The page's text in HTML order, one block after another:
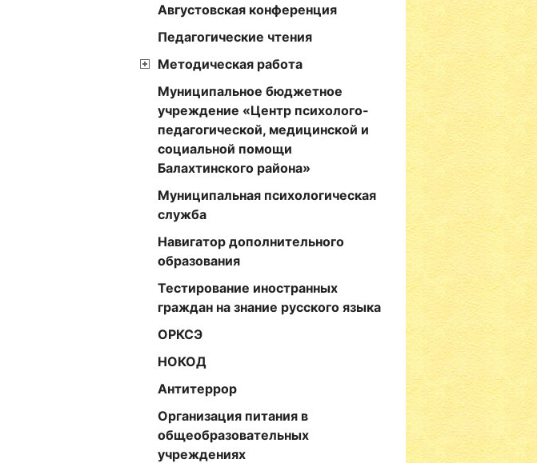
Августовская конференция
Педагогические чтения
Методическая работа
Муниципальное бюджетное
учреждение «Центр психолого-
педагогической, медицинской и
социальной помощи
Балахтинского района»
Муниципальная психологическая
служба
Навигатор дополнительного
образования
Тестирование иностранных
граждан на знание русского языка
ОРКСЭ
НОКОД
Антитеррор
Организация питания в
общеобразовательных
учреждениях